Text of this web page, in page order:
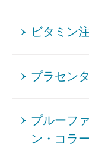
ビタミン
プラセン
プルーフ
ン・コラ